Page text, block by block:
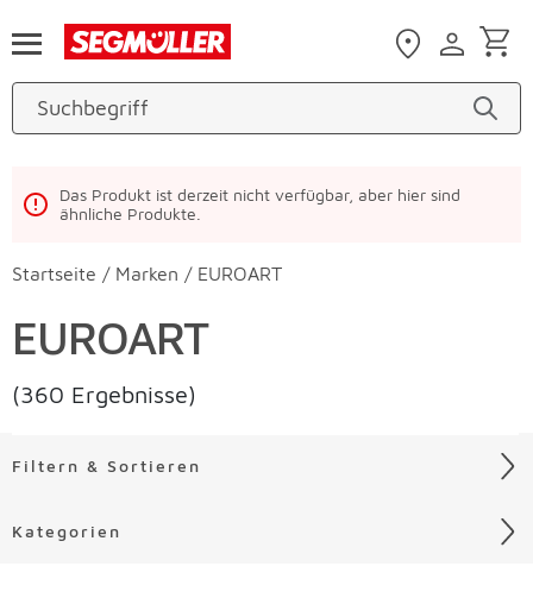
Das Produkt ist derzeit nicht verfügbar, aber hier sind
ähnliche Produkte.
Startseite / Marken / EUROART
EUROART
(360 Ergebnisse)
Filtern & Sortieren
Kategorien